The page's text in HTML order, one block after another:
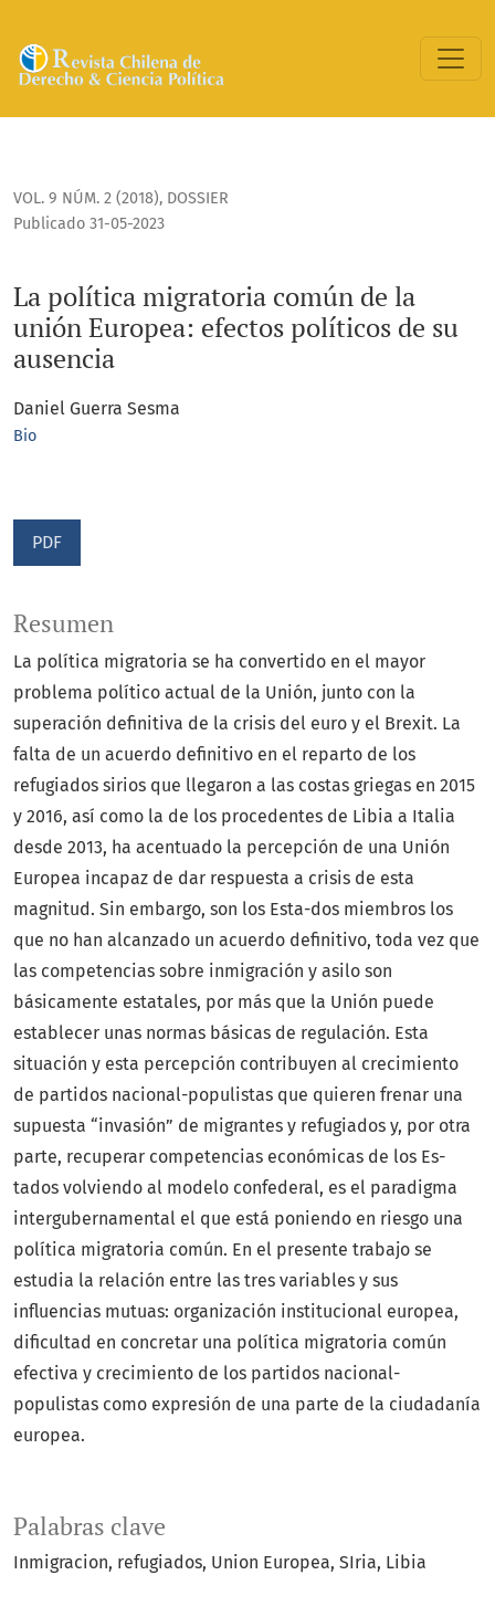
VOL. 9 NÚM. 2 (2018), DOSSIER
La política migratoria común de la
unión Europea: efectos políticos de su
ausencia
Publicado 31-05-2023
Daniel Guerra Sesma
Bio
PDF
Palabras clave
Inmigracion refugiados Union Europea SIria Libia
Resumen
La política migratoria se ha convertido en el mayor
problema político actual de la Unión, junto con la
superación deﬁnitiva de la crisis del euro y el Brexit. La
falta de un acuerdo deﬁnitivo en el reparto de los
refugiados sirios que llegaron a las costas griegas en 2015
y 2016, así como la de los procedentes de Libia a Italia
desde 2013, ha acentuado la percepción de una Unión
Europea incapaz de dar respuesta a crisis de esta
magnitud. Sin embargo, son los Esta-dos miembros los
que no han alcanzado un acuerdo deﬁnitivo, toda vez que
las competencias sobre inmigración y asilo son
básicamente estatales, por más que la Unión puede
establecer unas normas básicas de regulación. Esta
situación y esta percepción contribuyen al crecimiento
de partidos nacional-populistas que quieren frenar una
supuesta “invasión” de migrantes y refugiados y, por otra
parte, recuperar competencias económicas de los Es-
tados volviendo al modelo confederal, es el paradigma
intergubernamental el que está poniendo en riesgo una
política migratoria común. En el presente trabajo se
estudia la relación entre las tres variables y sus
inﬂuencias mutuas: organización institucional europea,
diﬁcultad en concretar una política migratoria común
efectiva y crecimiento de los partidos nacional-
populistas como expresión de una parte de la ciudadanía
europea.